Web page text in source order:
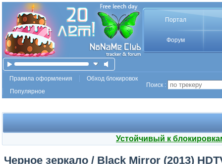
Портал
Форум
Правила оформления
Обход блокировок
Популярное
Поиск :
Устойчивый к
Черное зеркало / Black Mirror (2013)